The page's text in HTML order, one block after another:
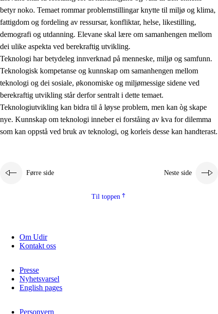
2.3 Grunnleggjande ferdigheiter
2.4 Å lære å lære
Tverrfaglege tema
2.5 Tverrfaglege tema
2.5.1 Folkehelse og livsmeistring
2.5.2 Demokrati og medborgarskap
2.5.3 Berekraftig utvikling
betyr noko. Temaet rommar problemstillingar knytte til miljø og klima,
fattigdom og fordeling av ressursar, konfliktar, helse, likestilling,
demografi og utdanning. Elevane skal lære om samanhengen mellom
dei ulike aspekta ved berekraftig utvikling.
Teknologi har betydeleg innverknad på menneske, miljø og samfunn.
Teknologisk kompetanse og kunnskap om samanhengen mellom
teknologi og dei sosiale, økonomiske og miljømessige sidene ved
berekraftig utvikling står derfor sentralt i dette temaet.
Teknologiutvikling kan bidra til å løyse problem, men kan òg skape
nye. Kunnskap om teknologi inneber ei forståing av kva for dilemma
som kan oppstå ved bruk av teknologi, og korleis desse kan handterast.
Førre side Neste side
Til toppen
Om Udir
Kontakt oss
Presse
Nyhetsvarsel
English pages
Personvern